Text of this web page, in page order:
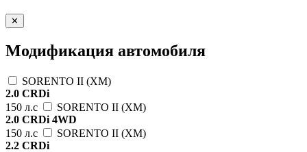
✕
Модификация автомобиля
SORENTO II (XM)
2.0 CRDi
150 л.с
SORENTO II (XM)
2.0 CRDi 4WD
150 л.с
SORENTO II (XM)
2.2 CRDi